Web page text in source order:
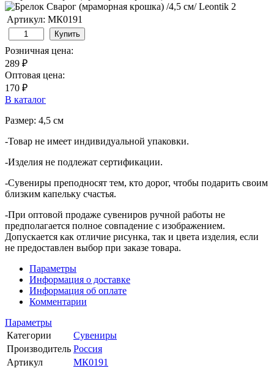
Артикул: МК0191
Купить
Розничная цена:
289 ₽
Оптовая цена:
170 ₽
В каталог
Размер: 4,5 см
-Товар не имеет индивидуальной упаковки.
-Изделия не подлежат сертификации.
-Сувениры преподносят тем, кто дорог, чтобы подарить своим
близким капельку счастья.
-При оптовой продаже сувениров ручной работы не
предполагается полное совпадение с изображением.
Допускается как отличие рисунка, так и цвета изделия, если
не предоставлен выбор при заказе товара.
Параметры
Информация о доставке
Информация об оплате
Комментарии
Параметры
Категории
Сувениры
Производитель Россия
Артикул
МК0191